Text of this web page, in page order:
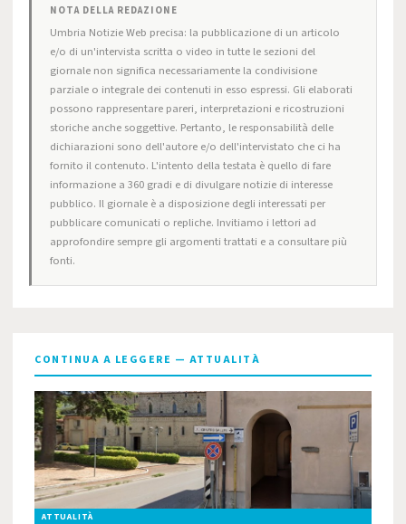
NOTA DELLA REDAZIONE
Umbria Notizie Web precisa: la pubblicazione di un articolo
e/o di un'intervista scritta o video in tutte le sezioni del
giornale non significa necessariamente la condivisione
parziale o integrale dei contenuti in esso espressi. Gli elaborati
possono rappresentare pareri, interpretazioni e ricostruzioni
storiche anche soggettive. Pertanto, le responsabilità delle
dichiarazioni sono dell'autore e/o dell'intervistato che ci ha
fornito il contenuto. L'intento della testata è quello di fare
informazione a 360 gradi e di divulgare notizie di interesse
pubblico. Il giornale è a disposizione degli interessati per
pubblicare comunicati o repliche. Invitiamo i lettori ad
approfondire sempre gli argomenti trattati e a consultare più
fonti.
CONTINUA A LEGGERE — ATTUALITÀ
ATTUALITÀ